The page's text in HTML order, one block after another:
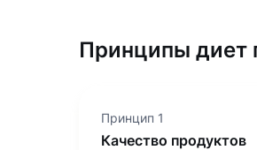
Принципы диет
Принцип 1
Качество продуктов